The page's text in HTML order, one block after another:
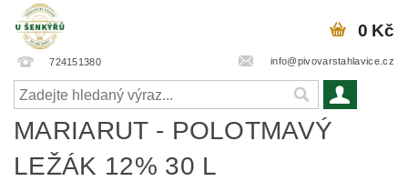
724151380 info@pivovarstahlavice.cz
0 Kč
MARIARUT - POLOTMAVÝ
LEŽÁK 12% 30 L